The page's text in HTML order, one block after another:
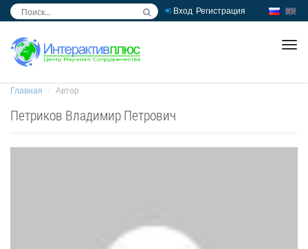
Вход Регистрация
Главная Автор
Петриков Владимир Петрович